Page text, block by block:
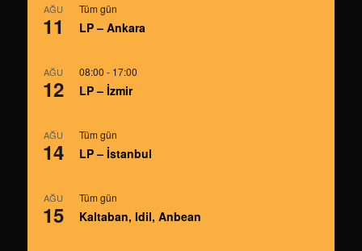
AĞU
11
Tüm gün
LP – Ankara
AĞU
12
08:00 - 17:00
LP – İzmir
AĞU
14
Tüm gün
LP – İstanbul
AĞU
15
Tüm gün
Kaltaban, Idil, Anbean